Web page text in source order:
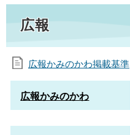
広報
広報かみのかわ掲載基準
広報かみのかわ